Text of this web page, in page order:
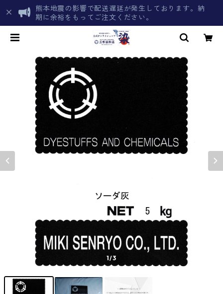
熊本地震の影響で配送遅延が発生しております。納
期に余裕をもってご注文ください。
1/3